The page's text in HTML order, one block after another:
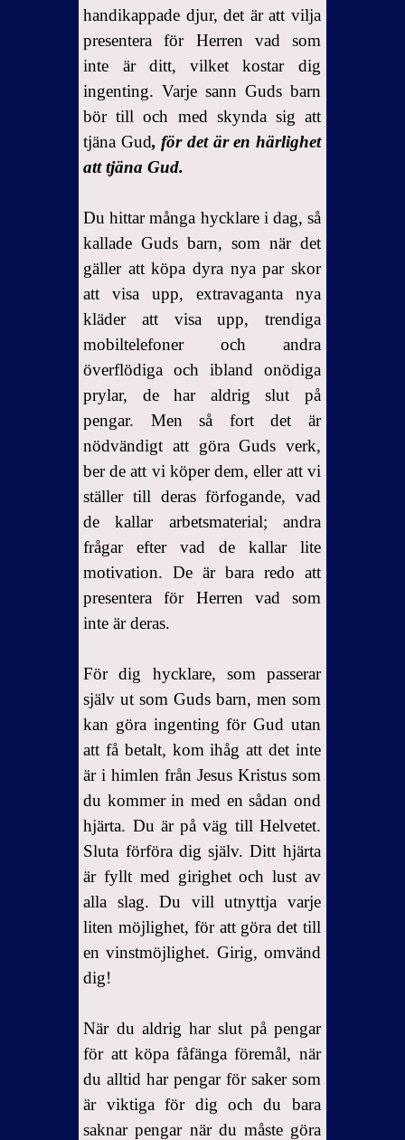
handikappade djur, det är att vilja
presentera för Herren vad som
inte är ditt, vilket kostar dig
ingenting. Varje sann Guds barn
bör till och med skynda sig att
tjäna Gud, för det är en härlighet
att tjäna Gud.
Du hittar många hycklare i dag, så
kallade Guds barn, som när det
gäller att köpa dyra nya par skor
att visa upp, extravaganta nya
kläder att visa upp, trendiga
mobiltelefoner och andra
överflödiga och ibland onödiga
prylar, de har aldrig slut på
pengar. Men så fort det är
nödvändigt att göra Guds verk,
ber de att vi köper dem, eller att vi
ställer till deras förfogande, vad
de kallar arbetsmaterial; andra
frågar efter vad de kallar lite
motivation. De är bara redo att
presentera för Herren vad som
inte är deras.
För dig hycklare, som passerar
själv ut som Guds barn, men som
kan göra ingenting för Gud utan
att få betalt, kom ihåg att det inte
är i himlen från Jesus Kristus som
du kommer in med en sådan ond
hjärta. Du är på väg till Helvetet.
Sluta förföra dig själv. Ditt hjärta
är fyllt med girighet och lust av
alla slag. Du vill utnyttja varje
liten möjlighet, för att göra det till
en vinstmöjlighet. Girig, omvänd
dig!
När du aldrig har slut på pengar
för att köpa fåfänga föremål, när
du alltid har pengar för saker som
är viktiga för dig och du bara
saknar pengar när du måste göra